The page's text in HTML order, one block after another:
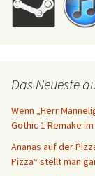
Das Neueste
Wenn „Herr
Gothic 1 Remake
Ananas auf der
Pizza“ stellt man